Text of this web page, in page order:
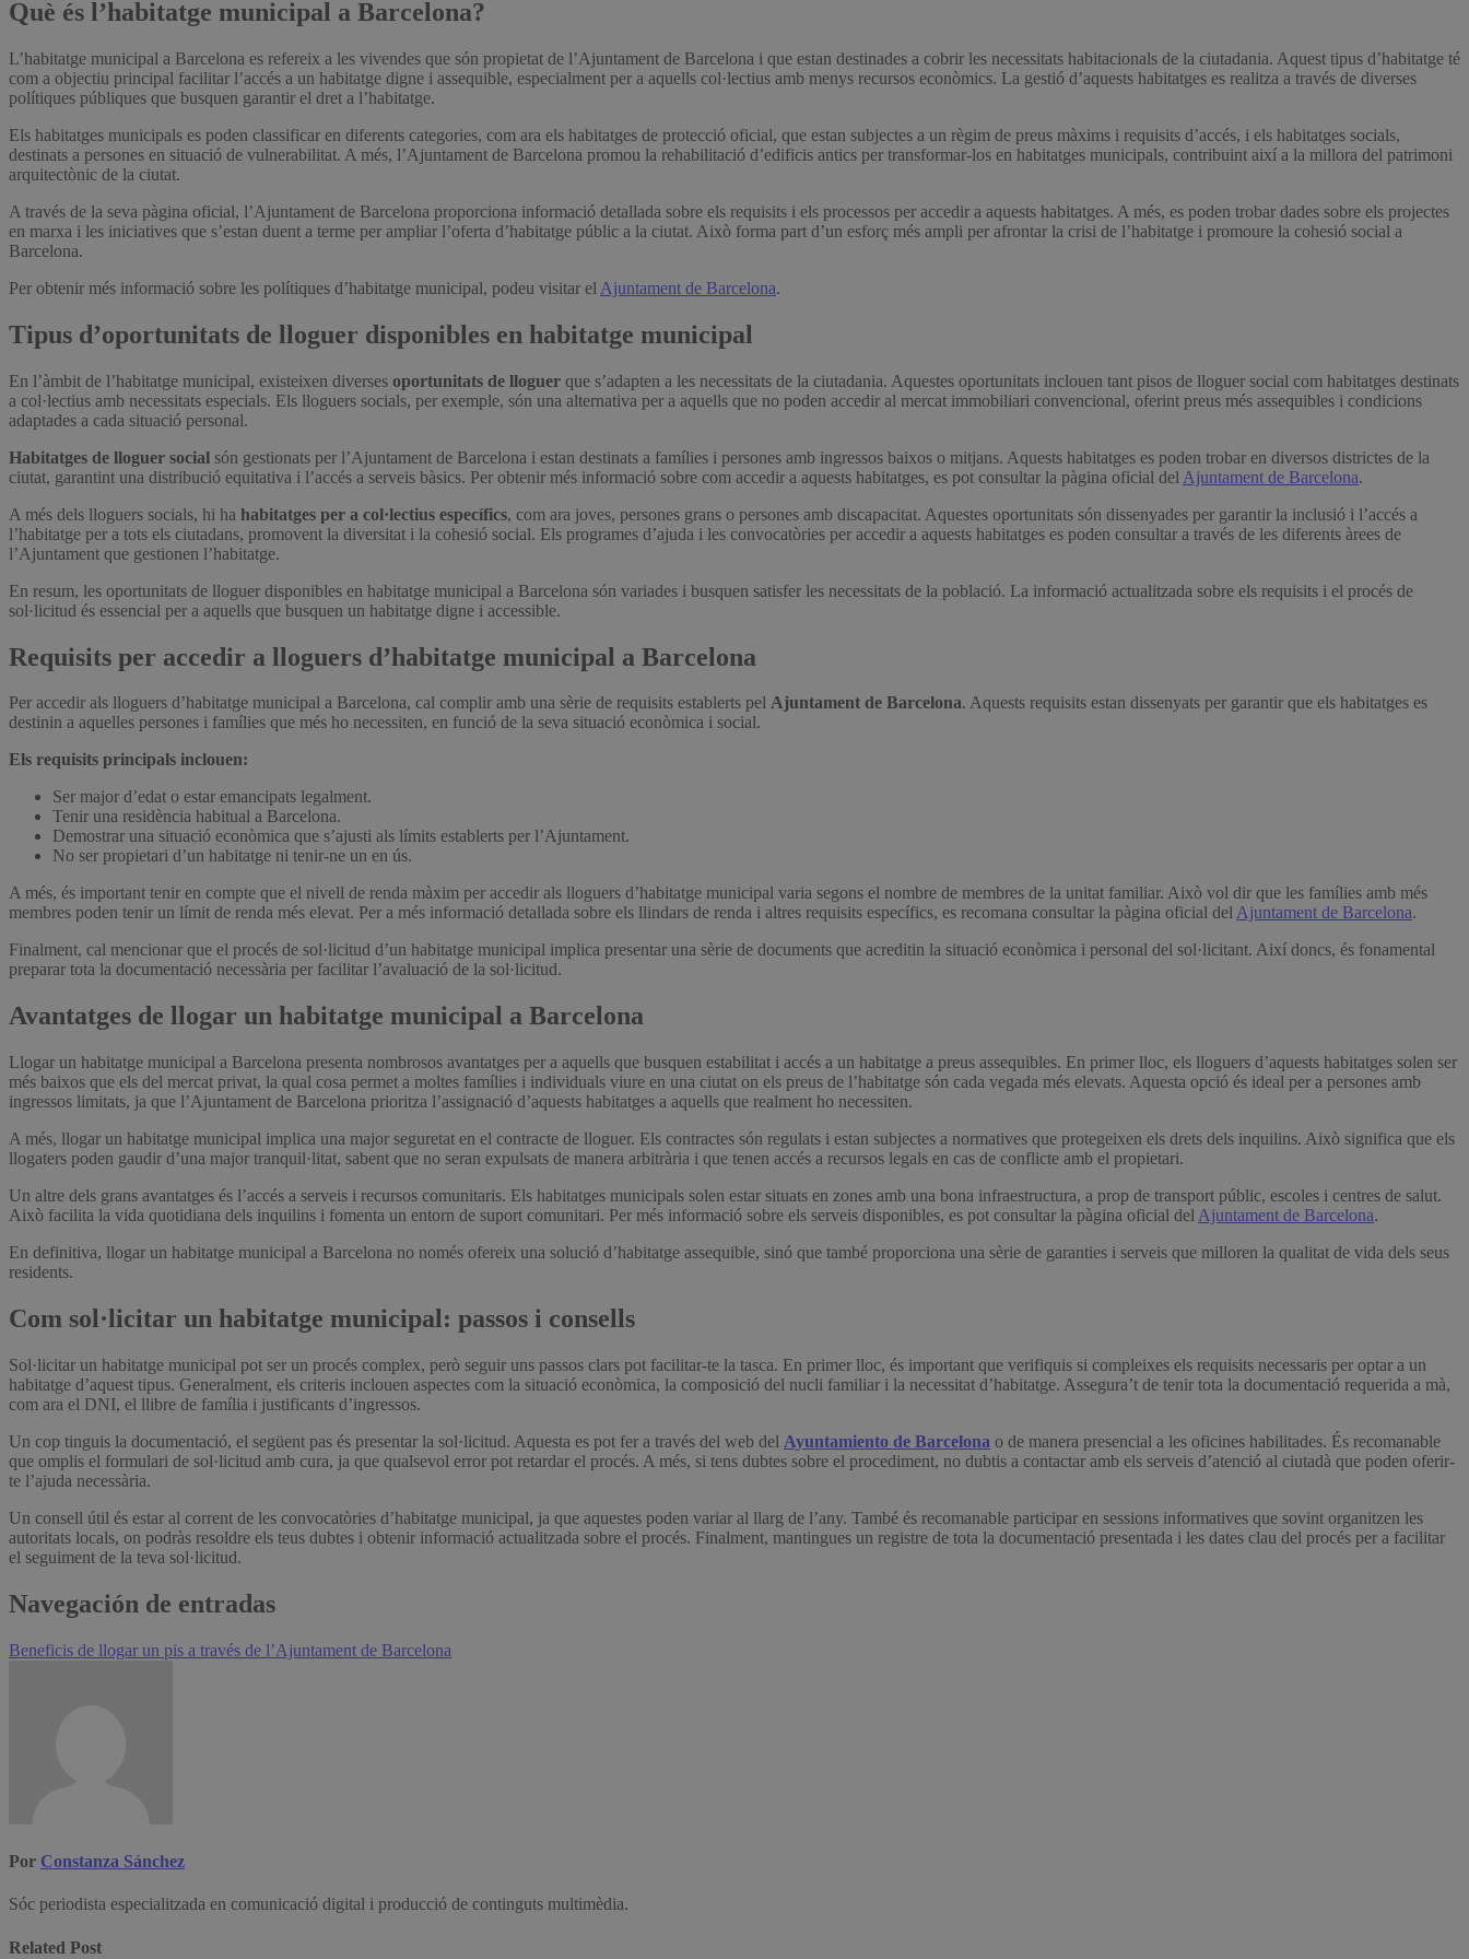
Què és l’habitatge municipal a Barcelona?
L’habitatge municipal a Barcelona es refereix a les vivendes que són propietat de l’Ajuntament de Barcelona i que estan destinades a cobrir les necessitats habitacionals de la ciutadania. Aquest tipus d’habitatge té
com a objectiu principal facilitar l’accés a un habitatge digne i assequible, especialment per a aquells col·lectius amb menys recursos econòmics. La gestió d’aquests habitatges es realitza a través de diverses
polítiques públiques que busquen garantir el dret a l’habitatge.
Els habitatges municipals es poden classificar en diferents categories, com ara els habitatges de protecció oficial, que estan subjectes a un règim de preus màxims i requisits d’accés, i els habitatges socials,
destinats a persones en situació de vulnerabilitat. A més, l’Ajuntament de Barcelona promou la rehabilitació d’edificis antics per transformar-los en habitatges municipals, contribuint així a la millora del patrimoni
arquitectònic de la ciutat.
A través de la seva pàgina oficial, l’Ajuntament de Barcelona proporciona informació detallada sobre els requisits i els processos per accedir a aquests habitatges. A més, es poden trobar dades sobre els projectes
en marxa i les iniciatives que s’estan duent a terme per ampliar l’oferta d’habitatge públic a la ciutat. Això forma part d’un esforç més ampli per afrontar la crisi de l’habitatge i promoure la cohesió social a
Barcelona.
Per obtenir més informació sobre les polítiques d’habitatge municipal, podeu visitar el Ajuntament de Barcelona.
Tipus d’oportunitats de lloguer disponibles en habitatge municipal
En l’àmbit de l’habitatge municipal, existeixen diverses oportunitats de lloguer que s’adapten a les necessitats de la ciutadania. Aquestes oportunitats inclouen tant pisos de lloguer social com habitatges destinats
a col·lectius amb necessitats especials. Els lloguers socials, per exemple, són una alternativa per a aquells que no poden accedir al mercat immobiliari convencional, oferint preus més assequibles i condicions
adaptades a cada situació personal.
Habitatges de lloguer social són gestionats per l’Ajuntament de Barcelona i estan destinats a famílies i persones amb ingressos baixos o mitjans. Aquests habitatges es poden trobar en diversos districtes de la
ciutat, garantint una distribució equitativa i l’accés a serveis bàsics. Per obtenir més informació sobre com accedir a aquests habitatges, es pot consultar la pàgina oficial del Ajuntament de Barcelona.
A més dels lloguers socials, hi ha habitatges per a col·lectius específics, com ara joves, persones grans o persones amb discapacitat. Aquestes oportunitats són dissenyades per garantir la inclusió i l’accés a
l’habitatge per a tots els ciutadans, promovent la diversitat i la cohesió social. Els programes d’ajuda i les convocatòries per accedir a aquests habitatges es poden consultar a través de les diferents àrees de
l’Ajuntament que gestionen l’habitatge.
En resum, les oportunitats de lloguer disponibles en habitatge municipal a Barcelona són variades i busquen satisfer les necessitats de la població. La informació actualitzada sobre els requisits i el procés de
sol·licitud és essencial per a aquells que busquen un habitatge digne i accessible.
Requisits per accedir a lloguers d’habitatge municipal a Barcelona
Per accedir als lloguers d’habitatge municipal a Barcelona, cal complir amb una sèrie de requisits establerts pel Ajuntament de Barcelona. Aquests requisits estan dissenyats per garantir que els habitatges es
destinin a aquelles persones i famílies que més ho necessiten, en funció de la seva situació econòmica i social.
Els requisits principals inclouen:
Ser major d’edat o estar emancipats legalment.
Tenir una residència habitual a Barcelona.
Demostrar una situació econòmica que s’ajusti als límits establerts per l’Ajuntament.
No ser propietari d’un habitatge ni tenir-ne un en ús.
A més, és important tenir en compte que el nivell de renda màxim per accedir als lloguers d’habitatge municipal varia segons el nombre de membres de la unitat familiar. Això vol dir que les famílies amb més
membres poden tenir un límit de renda més elevat. Per a més informació detallada sobre els llindars de renda i altres requisits específics, es recomana consultar la pàgina oficial delAjuntament de Barcelona.
Finalment, cal mencionar que el procés de sol·licitud d’un habitatge municipal implica presentar una sèrie de documents que acreditin la situació econòmica i personal del sol·licitant. Així doncs, és fonamental
preparar tota la documentació necessària per facilitar l’avaluació de la sol·licitud.
Avantatges de llogar un habitatge municipal a Barcelona
Llogar un habitatge municipal a Barcelona presenta nombrosos avantatges per a aquells que busquen estabilitat i accés a un habitatge a preus assequibles. En primer lloc, els lloguers d’aquests habitatges solen ser
més baixos que els del mercat privat, la qual cosa permet a moltes famílies i individuals viure en una ciutat on els preus de l’habitatge són cada vegada més elevats. Aquesta opció és ideal per a persones amb
ingressos limitats, ja que l’Ajuntament de Barcelona prioritza l’assignació d’aquests habitatges a aquells que realment ho necessiten.
A més, llogar un habitatge municipal implica una major seguretat en el contracte de lloguer. Els contractes són regulats i estan subjectes a normatives que protegeixen els drets dels inquilins. Això significa que els
llogaters poden gaudir d’una major tranquil·litat, sabent que no seran expulsats de manera arbitrària i que tenen accés a recursos legals en cas de conflicte amb el propietari.
Un altre dels grans avantatges és l’accés a serveis i recursos comunitaris. Els habitatges municipals solen estar situats en zones amb una bona infraestructura, a prop de transport públic, escoles i centres de salut.
Això facilita la vida quotidiana dels inquilins i fomenta un entorn de suport comunitari. Per més informació sobre els serveis disponibles, es pot consultar la pàgina oficial del Ajuntament de Barcelona.
En definitiva, llogar un habitatge municipal a Barcelona no només ofereix una solució d’habitatge assequible, sinó que també proporciona una sèrie de garanties i serveis que milloren la qualitat de vida dels seus
residents.
Com sol·licitar un habitatge municipal: passos i consells
Sol·licitar un habitatge municipal pot ser un procés complex, però seguir uns passos clars pot facilitar-te la tasca. En primer lloc, és important que verifiquis si compleixes els requisits necessaris per optar a un
habitatge d’aquest tipus. Generalment, els criteris inclouen aspectes com la situació econòmica, la composició del nucli familiar i la necessitat d’habitatge. Assegura’t de tenir tota la documentació requerida a mà,
com ara el DNI, el llibre de família i justificants d’ingressos.
Un cop tinguis la documentació, el següent pas és presentar la sol·licitud. Aquesta es pot fer a través del web del Ayuntamiento de Barcelona o de manera presencial a les oficines habilitades. És recomanable
que omplis el formulari de sol·licitud amb cura, ja que qualsevol error pot retardar el procés. A més, si tens dubtes sobre el procediment, no dubtis a contactar amb els serveis d’atenció al ciutadà que poden oferir-
te l’ajuda necessària.
Un consell útil és estar al corrent de les convocatòries d’habitatge municipal, ja que aquestes poden variar al llarg de l’any. També és recomanable participar en sessions informatives que sovint organitzen les
autoritats locals, on podràs resoldre els teus dubtes i obtenir informació actualitzada sobre el procés. Finalment, mantingues un registre de tota la documentació presentada i les dates clau del procés per a facilitar
el seguiment de la teva sol·licitud.
Navegación de entradas
Beneficis de llogar un pis a través de l’Ajuntament de Barcelona
Por Constanza Sánchez
Sóc periodista especialitzada en comunicació digital i producció de continguts multimèdia.
Related Post